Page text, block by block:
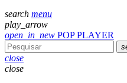
search menu
play_arrow
open_in_new POP PLAYER
close
close